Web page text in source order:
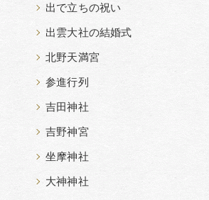
出で立ちの祝い
出雲大社の結婚式
北野天満宮
参進行列
吉田神社
吉野神宮
坐摩神社
大神神社